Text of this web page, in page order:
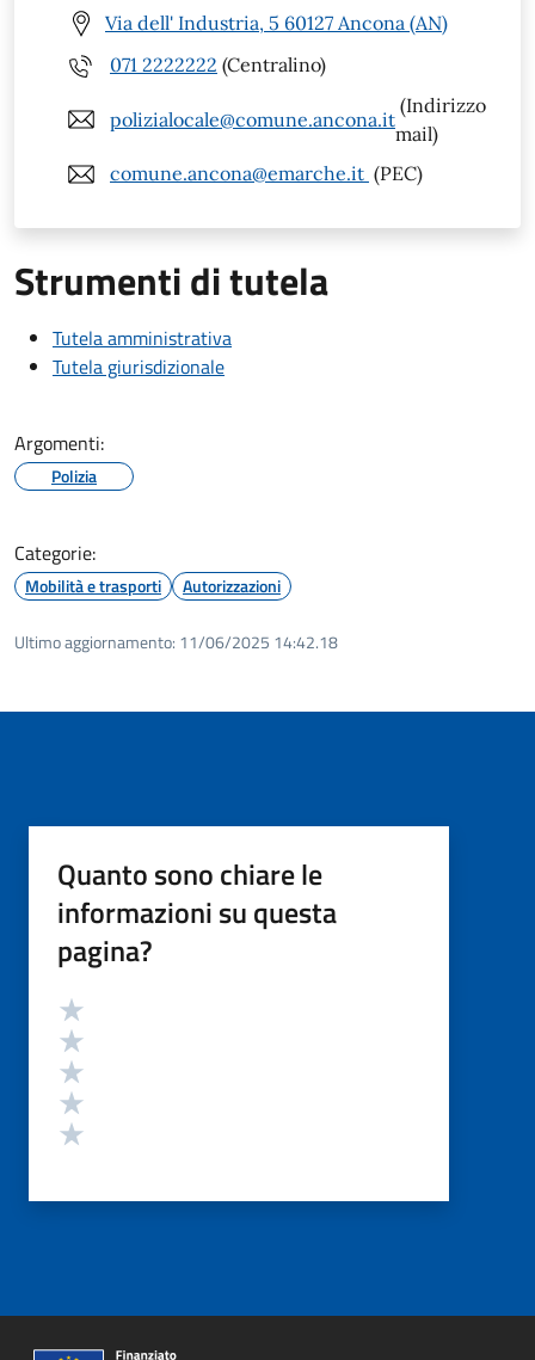
Via dell' Industria, 5 60127 Ancona (AN)
071 2222222 (Centralino)
polizialocale@comune.ancona.it
(Indirizzo
mail)
comune.ancona@emarche.it (PEC)
Strumenti di tutela
Tutela amministrativa
Tutela giurisdizionale
Argomenti:
Polizia
Categorie:
Mobilità e trasporti Autorizzazioni
Ultimo aggiornamento: 11/06/2025 14:42.18
Quanto sono chiare le
informazioni su questa
pagina?
Valutazione